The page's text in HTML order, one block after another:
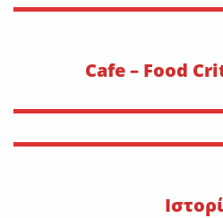
Cafe – Food